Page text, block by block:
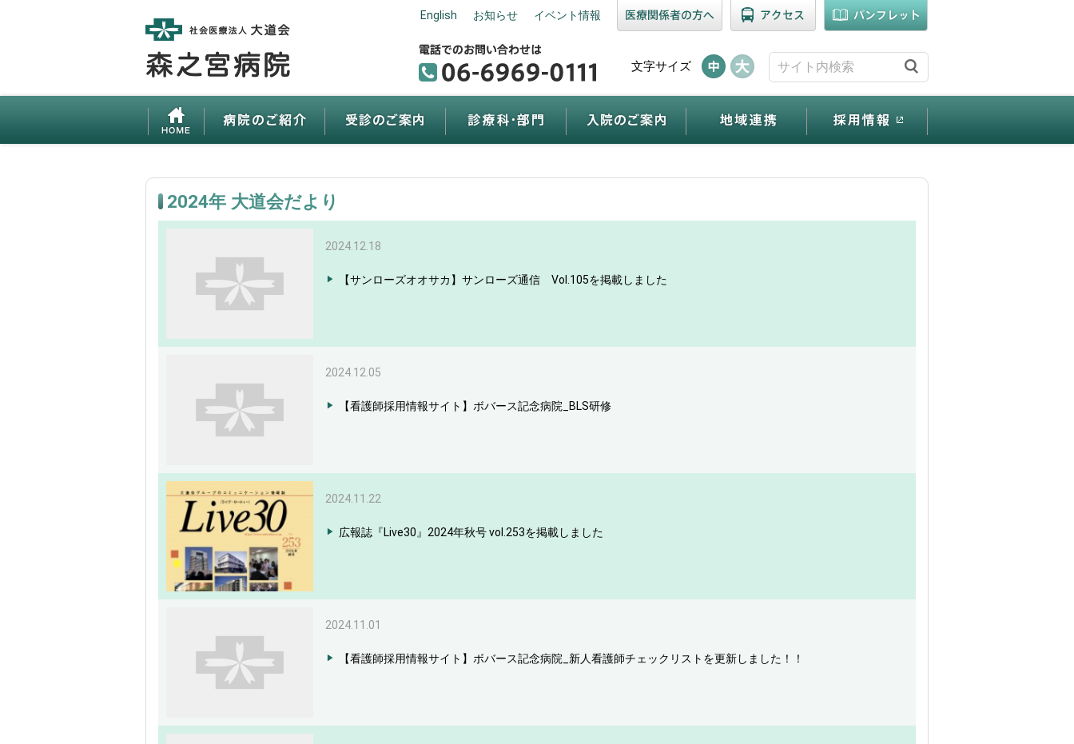
イベント情報
お知らせ
English
文字サイズ
2024年 大道会だより
2024.12.18
【サンローズオオサカ】サンローズ通信 Vol.105を掲載しました
2024.12.05
【看護師採用情報サイト】ボバース記念病院_BLS研修
2024.11.22
広報誌『Live30』2024年秋号 vol.253を掲載しました
2024.11.01
【看護師採用情報サイト】ボバース記念病院_新人看護師チェックリストを更新しました！！